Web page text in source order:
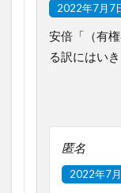
2022年7月7
安倍「（有
る訳にはいき
匿名
2022年7